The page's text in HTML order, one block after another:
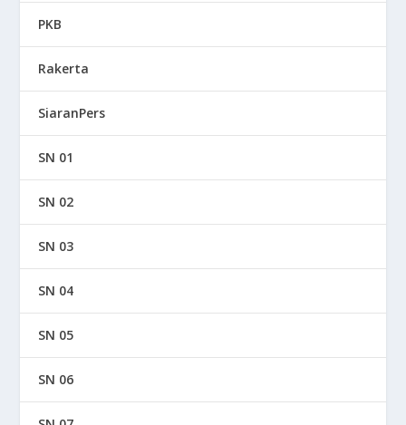
PKB
Rakerta
SiaranPers
SN 01
SN 02
SN 03
SN 04
SN 05
SN 06